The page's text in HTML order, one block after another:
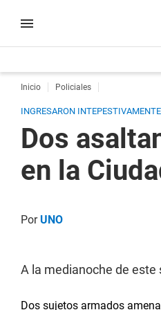
Inicio Policiales
INGRESARON
Dos
en la
PorUNO
A la medianoche de este
Dos sujetos armados